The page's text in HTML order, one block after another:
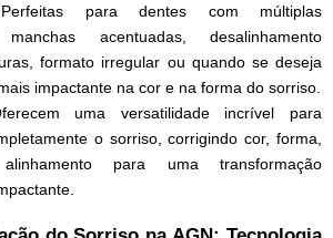
para dentes com múltiplas
manchas acentuadas, desalinhamento
formato irregular ou quando se deseja
impactante na cor e na forma do sorriso.
uma versatilidade incrível para
o sorriso, corrigindo cor, forma,
para uma transformação